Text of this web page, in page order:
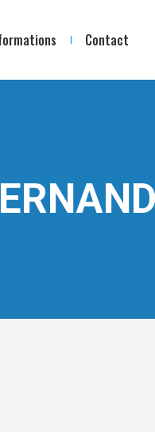
Contact